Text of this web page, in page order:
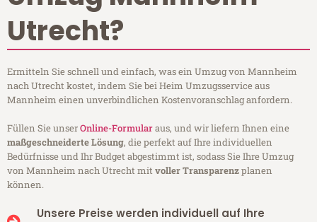
Utrecht?
Ermitteln Sie schnell und einfach, was ein Umzug von Mannheim
nach Utrecht kostet, indem Sie bei Heim Umzugsservice aus
Mannheim einen unverbindlichen Kostenvoranschlag anfordern.
Füllen Sie unserOnline-Formularaus, und wir liefern Ihnen eine
maßgeschneiderte Lösung, die perfekt auf Ihre individuellen
Bedürfnisse und Ihr Budget abgestimmt ist, sodass Sie Ihre Umzug
von Mannheim nach Utrecht mitvoller Transparenzplanen
können.
Unsere Preise werden individuell auf Ihre